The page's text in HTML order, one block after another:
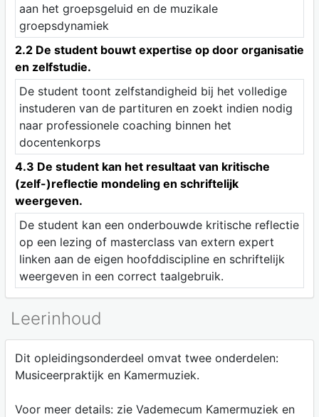
aan het groepsgeluid en de muzikale
groepsdynamiek
2.2 De student bouwt expertise op door organisatie
en zelfstudie.
De student toont zelfstandigheid bij het volledige
instuderen van de partituren en zoekt indien nodig
naar professionele coaching binnen het
docentenkorps
4.3 De student kan het resultaat van kritische
(zelf-)reflectie mondeling en schriftelijk
weergeven.
De student kan een onderbouwde kritische reflectie
op een lezing of masterclass van extern expert
linken aan de eigen hoofddiscipline en schriftelijk
weergeven in een correct taalgebruik.
Leerinhoud
Dit opleidingsonderdeel omvat twee onderdelen:
Musiceerpraktijk en Kamermuziek.
Voor meer details: zie Vademecum Kamermuziek en